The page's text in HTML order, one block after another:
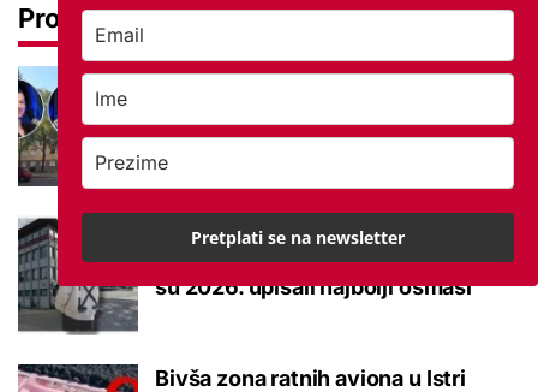
Pročitaj još
Ovo je 5 mana života u
brucoš mora naviknuti
Ovo je 10 srednjoškolskih smjerova
u Krapinsko-zagorskoj županiji koje
su 2026. upisali najbolji osmaši
Bivša zona ratnih aviona u Istri
Pretplati se na newsletter